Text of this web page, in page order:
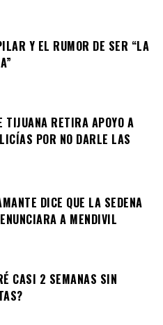
Y EL RUMOR DE SER “LA
TIJUANA RETIRA APOYO A
POR NO DARLE LAS
DICE QUE LA SEDENA
A MENDIVIL
CASI 2 SEMANAS SIN